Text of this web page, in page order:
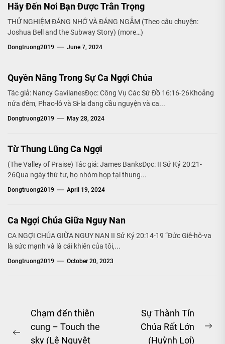
Hãy Đến Nơi Bạn Được Trân Trọng
THỬ NGHIỆM ĐÁNG NHỚ VÀ ĐÁNG NGẪM (Theo câu chuyện:
Joshua Bell and the Subway Story) (more…)
Dongtruong2019 June 7, 2024
Quyền Năng Trong Sự Ca Ngợi Chúa
Tác giả: Nancy GavilanesĐọc: Công Vụ Các Sứ Đồ 16:16-26Khoảng
nửa đêm, Phao-lô và Si-la đang cầu nguyện và ca...
Dongtruong2019 May 28, 2024
Từ Thung Lũng Ca Ngợi
(The Valley of Praise) Tác giả: James BanksĐọc: II Sử Ký 20:21-
26Qua ngày thứ tư, họ nhóm họp tại thung...
Dongtruong2019 April 19, 2024
Ca Ngợi Chúa Giữa Nguy Nan
CA NGỢI CHÚA GIỮA NGUY NAN II Sử Ký 20:14-19 “Đức Giê-hô-va
là sức mạnh và là cái khiên của tôi,...
Dongtruong2019 October 20, 2023
Post
navigation
Previous
Chạm đến thiên
cung – Touch the
sky (Lê Nguyệt
Sự Thành Tín
Chúa Rất Lớn
(Huỳnh Lợi)